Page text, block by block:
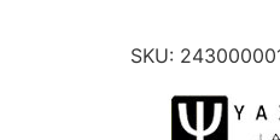
SKU: